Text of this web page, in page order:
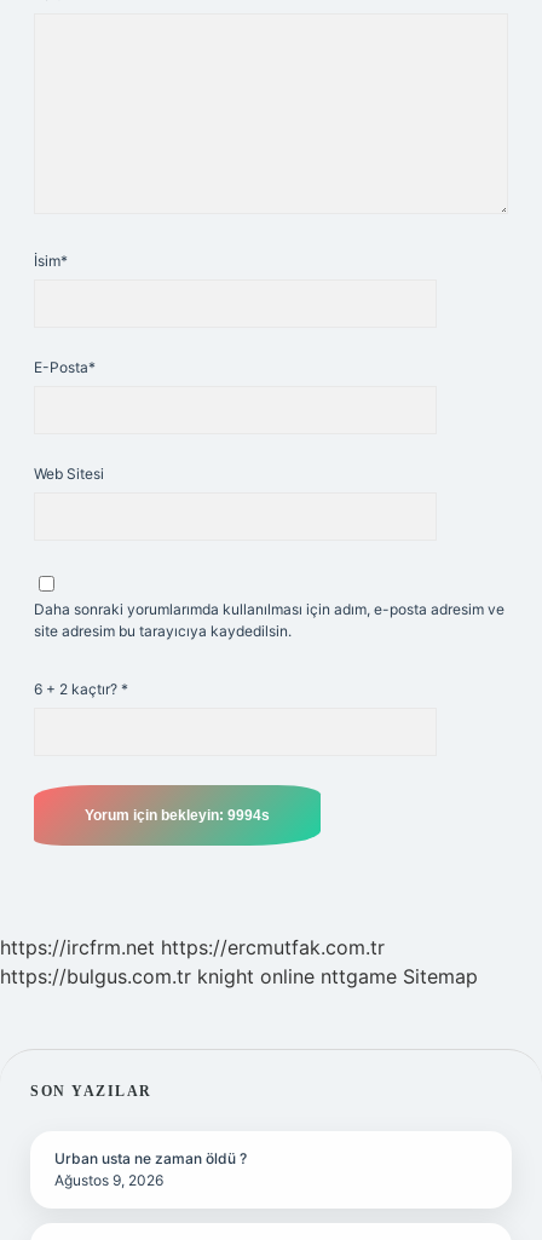
İsim*
E-Posta*
Web Sitesi
Daha sonraki yorumlarımda kullanılması için adım, e-posta adresim ve
site adresim bu tarayıcıya kaydedilsin.
6 + 2 kaçtır? *
https://ircfrm.net https://ercmutfak.com.tr
https://bulgus.com.tr knight online nttgame Sitemap
SIDEBAR
SON YAZILAR
Urban usta ne zaman öldü ?
Ağustos 9, 2026